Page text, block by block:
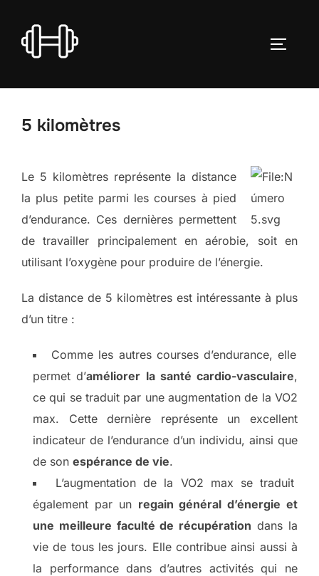
contenu
5 kilomètres
Le 5 kilomètres représente la distance
la plus petite parmi les courses à pied
d’endurance. Ces dernières permettent
de travailler principalement en aérobie, soit en
utilisant l’oxygène pour produire de l’énergie.
La distance de 5 kilomètres est intéressante à plus
d’un titre :
Comme les autres courses d’endurance, elle
permet d’améliorer la santé cardio-vasculaire,
ce qui se traduit par une augmentation de la VO2
max. Cette dernière représente un excellent
indicateur de l’endurance d’un individu, ainsi que
de son espérance de vie.
L’augmentation de la VO2 max se traduit
également par un regain général d’énergie et
une meilleure faculté de récupération dans la
vie de tous les jours. Elle contribue ainsi aussi à
la performance dans d’autres activités qui ne